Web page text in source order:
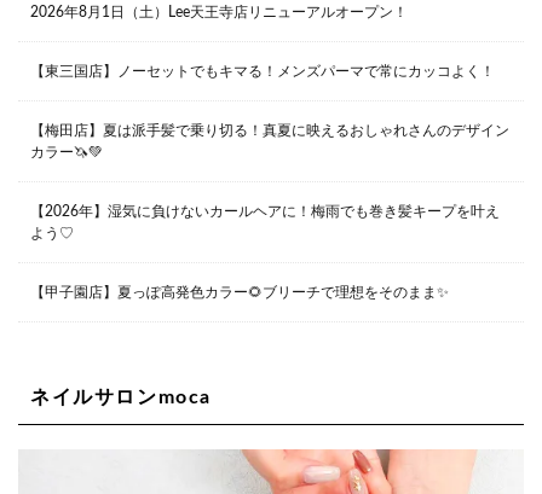
Lee京橋店
大阪府大阪市都島区東野田町２丁目９－２３ 晃進ビル2F
ビル1F
Lee四ツ橋店
ｓａｎｔビルＢ１Ｆ
06-6537-9791
兵庫県西宮市甲子園九番町1-2 フラットライフワーク1F
0798-42-3334
2026年8月1日（土）Lee天王寺店リニューアルオープン！
【東三国店】ノーセットでもキマる！メンズパーマで常にカッコよく！
【梅田店】夏は派手髪で乗り切る！真夏に映えるおしゃれさんのデザイン
カラー🦄💚
【2026年】湿気に負けないカールヘアに！梅雨でも巻き髪キープを叶え
よう♡
【甲子園店】夏っぽ高発色カラー🌻ブリーチで理想をそのまま✨
ネイルサロンmoca